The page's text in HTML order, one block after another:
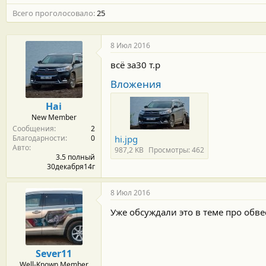
ы
л
а
Всего проголосовало 25
Hai
New Member
Сообщения
2
Благодарности
0
Авто
3.5 полный
30декабря14г
8 Июл 2016
всё за30 т.р
Вложения
hi.jpg
987,2 KB Просмотры: 462
Sever11
8 Июл 2016
Уже обсуждали это в теме про